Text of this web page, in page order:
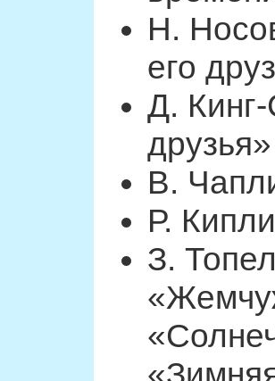
Н.
его
Д.
друзья»
В.
Р.
З.